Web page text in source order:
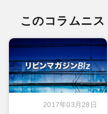
このコラムニ
2017年03月28日